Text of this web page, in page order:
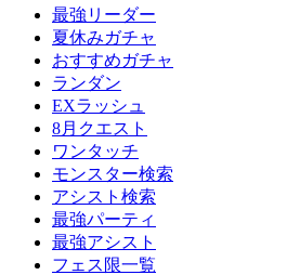
最強リーダー
夏休みガチャ
おすすめガチャ
ランダン
EXラッシュ
8月クエスト
ワンタッチ
モンスター検索
アシスト検索
最強パーティ
最強アシスト
フェス限一覧